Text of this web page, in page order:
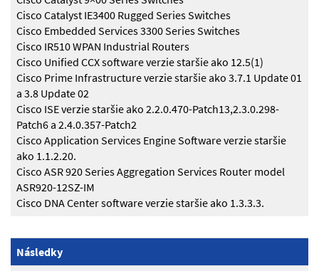
Cisco Catalyst IE3400 Rugged Series Switches
Cisco Embedded Services 3300 Series Switches
Cisco IR510 WPAN Industrial Routers
Cisco Unified CCX software verzie staršie ako 12.5(1)
Cisco Prime Infrastructure verzie staršie ako 3.7.1 Update 01
a 3.8 Update 02
Cisco ISE verzie staršie ako 2.2.0.470-Patch13,2.3.0.298-
Patch6 a 2.4.0.357-Patch2
Cisco Application Services Engine Software verzie staršie
ako 1.1.2.20.
Cisco ASR 920 Series Aggregation Services Router model
ASR920-12SZ-IM
Cisco DNA Center software verzie staršie ako 1.3.3.3.
Následky